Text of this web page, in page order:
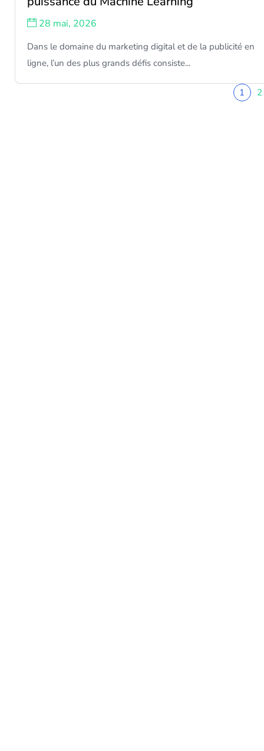
28 mai, 2026
Dans le domaine du marketing digital et de la publicité en
ligne, l’un des plus grands défis consiste...
1 2